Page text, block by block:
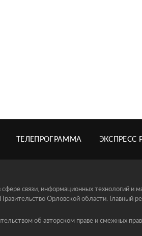
ТЕЛЕПРОГРАММА ЭКСПРЕСС
связи, информационных технологий и
Орловской области. Главный
об авторском праве и смежных